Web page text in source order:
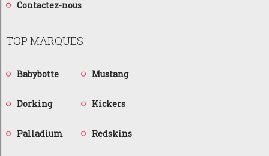
Contactez-nous
TOP MARQUES
Babybotte Mustang
Dorking Kickers
Palladium Redskins